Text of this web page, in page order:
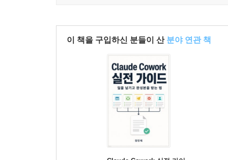
이 책을 구입하신 분들이 산 분야 연관 책